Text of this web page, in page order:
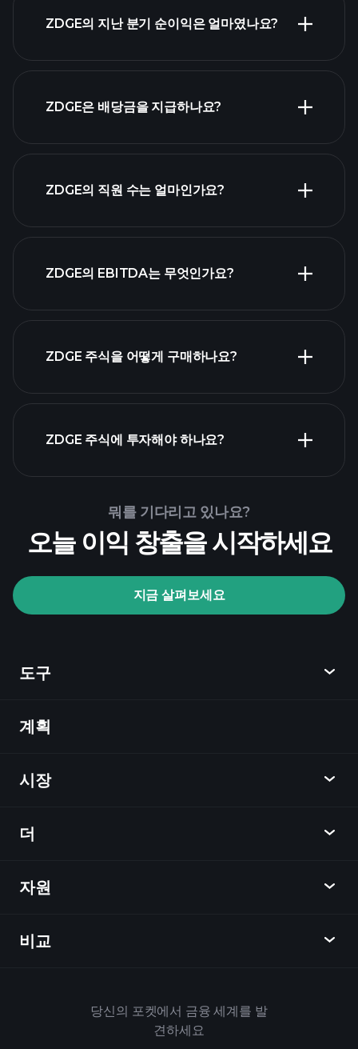
ZDGE의 지난 분기 순이익은 얼마였나요?
ZDGE은 배당금을 지급하나요?
ZDGE의 직원 수는 얼마인가요?
주 목록
ZDGE의 EBITDA는 무엇인가요?
ZDGE 주식을 어떻게 구매하나요?
Playtrade Tournaments
추천된 중개인
ZDGE 주식에 투자해야 하나요?
Playtrade Tournaments
자 포트폴리오
뭐를 기다리고 있나요?
오늘 이익 창출을 시작하세요
지금 살펴보세요
도구
발견
차트
뉴스
학습 허브
메신저
계획
시장
개요
외환
지수
더
제휴사가 되다
회사
Playtrade 소개
자원
도움말 센터
비교
당신의 포켓에서 금융 세계를 발
견하세요